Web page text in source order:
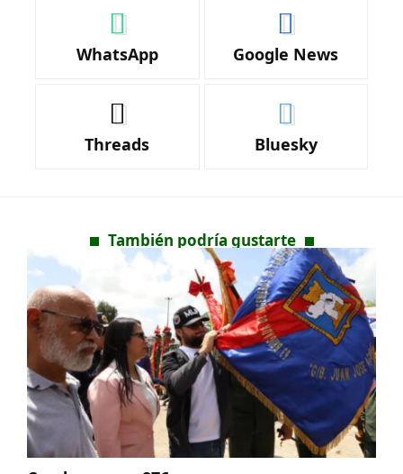
WhatsApp Google News
Threads Bluesky
También podría gustarte